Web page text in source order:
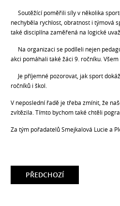
Soutěžící poměřili síly v několika
nechyběla rychlost, obratnost i týmová
také disciplína zaměřená na logické
Na organizaci se podíleli nejen
akci pomáhali také žáci 9. ročníku.
Je příjemné pozorovat, jak sport
ročníků i škol.
V neposlední řadě je třeba zmínit, že
zvítězila. Tímto bychom také chtěli
Za tým pořadatelů Smejkalová Lucie a
PŘEDCHOZÍ